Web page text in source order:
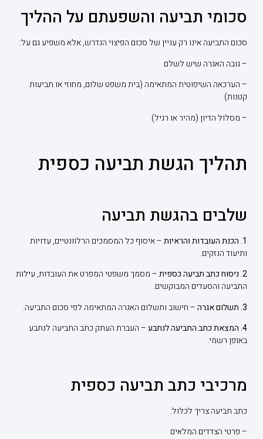
סכומי תביעה והשפעתם על ההליך
סכום התביעה אינו רק עניין של סכום הפיצוי הנדרש, אלא משפיע גם על:
– גובה האגרה שיש לשלם
– הערכאה השיפוטית המתאימה (בית משפט שלום, מחוזי או תביעות
קטנות)
– מסלול הדיון (מהיר או רגיל)
תהליך הגשת תביעה כספית
שלבים בהגשת תביעה
1. הכנת העובדות והראיות
– איסוף כל המסמכים הרלוונטיים, עדויות
ותיעוד הנזקים.
2. ניסוח כתב תביעה כספית
– מסמך משפטי המפרט את העובדות, עילות
התביעה והסעדים המבוקשים.
3. תשלום אגרה
– חישוב ותשלום האגרה המתאימה לפי סכום התביעה.
4. המצאת כתב התביעה לנתבע
– העברת העתק כתב התביעה לנתבע
באופן רשמי.
מרכיבי כתב תביעה כספית
כתב תביעה צריך לכלול:
– פרטי הצדדים המלאים